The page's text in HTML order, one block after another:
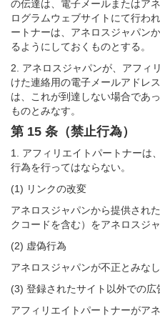
の伝達は、電子メールまたはア
ログラムウェブサイトにて行わ
ートナーは、アネロスジャパン
るようにしておくものとする。
2. アネロスジャパンが、アフィ
けた連絡用の電子メールアドレ
は、これが到達しない場合であ
ものとみなす。
第 15 条（禁止行為）
1. アフィリエイトパートナーは
行為を行ってはならない。
(1) リンクの改変
アネロスジャパンから提供され
クコードを含む）をアネロスジ
(2) 虚偽行為
アネロスジャパンが不正とみなし
(3) 登録されたサイト以外での広
アフィリエイトパートナーがア